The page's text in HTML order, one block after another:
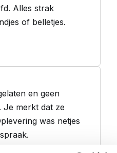
Alles strak
of belletjes.
en geen
Je merkt dat ze
was netjes